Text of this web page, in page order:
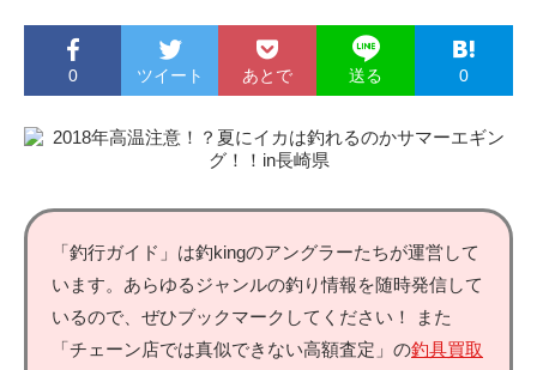
0 ツイート あとで 送る 0
「釣行ガイド」は釣kingのアングラーたちが運営して
います。あらゆるジャンルの釣り情報を随時発信して
いるので、ぜひブックマークしてください！ また
「チェーン店では真似できない高額査定」の釣具買取